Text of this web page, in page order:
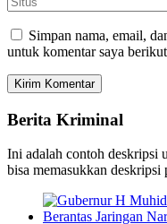
Simpan nama, email,
untuk komentar saya
Berita Kriminal
Ini adalah contoh deskripsi
bisa memasukkan deskripsi